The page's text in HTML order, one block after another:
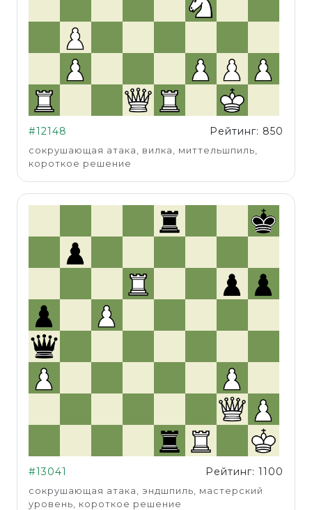
#12148 Рейтинг: 850
сокрушающая атака, вилка, миттельшпиль,
короткое решение
#13041 Рейтинг: 1100
сокрушающая атака, эндшпиль, мастерский
уровень, короткое решение